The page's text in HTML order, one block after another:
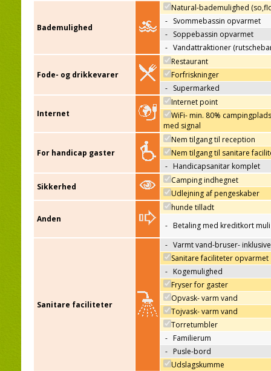
Bademulighed
Natural-bademulighed
- Svommebassin opvarmet
- Soppebassin opvarmet
- Vandattraktioner
Fode- og drikkevarer
Restaurant
Forfriskninger
- Supermarked
Internet
Internet point
WiFi- min. 80%
med signal
For handicap gaster
Nem tilgang til reception
Nem tilgang til sanitare
- Handicapsanitar komplet
Sikkerhed
Camping indhegnet
Udlejning af pengeskaber
Anden
hunde tilladt
- Betaling med kreditkort
Sanitare faciliteter
- Varmt vand-bruser- inklusive
Sanitare faciliteter opvarmet
- Kogemulighed
Fryser for gaster
Opvask- varm vand
Tojvask- varm vand
Torretumbler
- Familierum
- Pusle-bord
Udslagskumme